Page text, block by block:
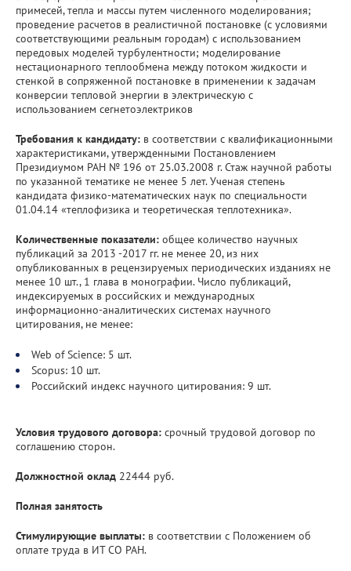
примесей, тепла и массы путем численного моделирования;
проведение расчетов в реалистичной постановке (с условиями
соответствующими реальным городам) с использованием
передовых моделей турбулентности; моделирование
нестационарного теплообмена между потоком жидкости и
стенкой в сопряженной постановке в применении к задачам
конверсии тепловой энергии в электрическую с
использованием сегнетоэлектриков
Требования к кандидату: в соответствии с квалификационными
характеристиками, утвержденными Постановлением
Президиумом РАН № 196 от 25.03.2008 г. Стаж научной работы
по указанной тематике не менее 5 лет. Ученая степень
кандидата физико-математических наук по специальности
01.04.14 «теплофизика и теоретическая теплотехника».
Количественные показатели: общее количество научных
публикаций за 2013 -2017 гг. не менее 20, из них
опубликованных в рецензируемых периодических изданиях не
менее 10 шт., 1 глава в монографии. Число публикаций,
индексируемых в российских и международных
информационно-аналитических системах научного
цитирования, не менее:
Web of Science: 5 шт.
Scopus: 10 шт.
Российский индекс научного цитирования: 9 шт.
Условия трудового договора: срочный трудовой договор по
соглашению сторон.
Должностной оклад 22444 руб.
Полная занятость
Стимулирующие выплаты: в соответствии с Положением об
оплате труда в ИТ СО РАН.